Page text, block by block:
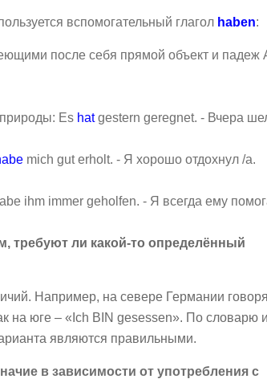
вспомогательный глагол haben:
после себя прямой объект и падеж
Es hatgestern geregnet. - Вчера
mich gut erholt. - Я хорошо отдохнул /а.
ihm immer geholfen. - Я всегда ему
требуют ли какой-то определённый
Например, на севере Германии
на юге – «Ich BIN gesessen». По словарю и
являются правильными.
в зависимости от употребления с